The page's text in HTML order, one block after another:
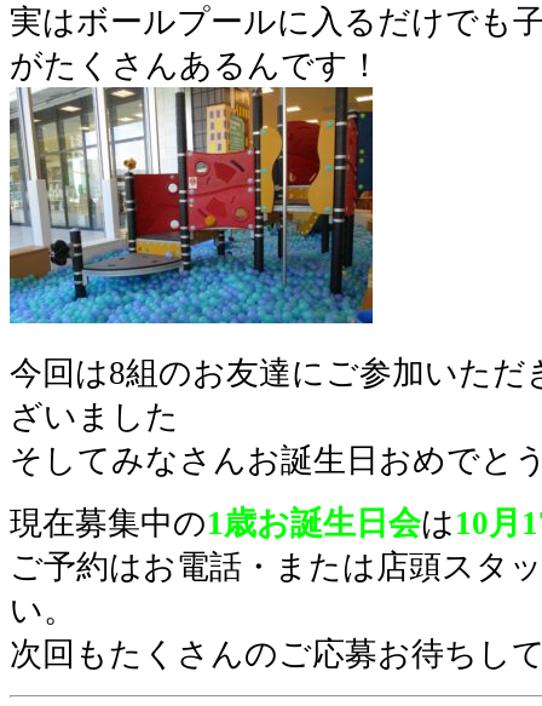
実はボールプールに入るだけでも
がたくさんあるんです！
今回は8組のお友達にご参加いた
ざいました
そしてみなさんお誕生日おめでと
現在募集中の1歳お誕生日会は10月
ご予約はお電話・または店頭スタ
い。
次回もたくさんのご応募お待ちし